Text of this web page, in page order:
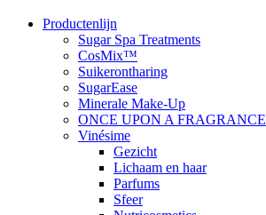
Productenlijn
Sugar Spa Treatments
CosMix™
Suikerontharing
SugarEase
Minerale Make-Up
ONCE UPON A FRAGRANCE
Vinésime
Gezicht
Lichaam en haar
Parfums
Sfeer